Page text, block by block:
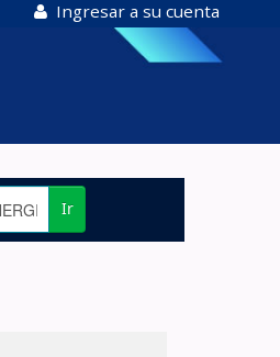
Ingresar a su cuenta
Ir